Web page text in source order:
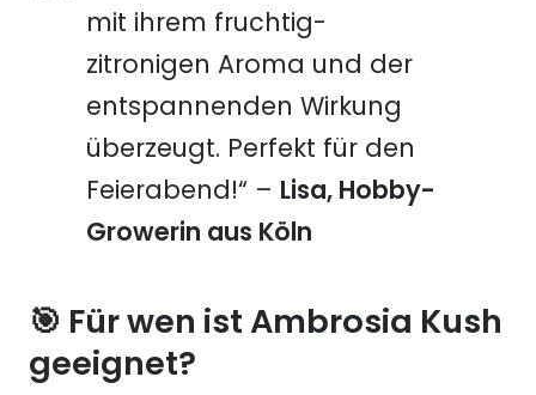
mit ihrem fruchtig-
zitronigen Aroma und der
entspannenden Wirkung
überzeugt. Perfekt für den
Feierabend!“ – Lisa, Hobby-
Growerin aus Köln
🎯 Für wen ist Ambrosia Kush
geeignet?